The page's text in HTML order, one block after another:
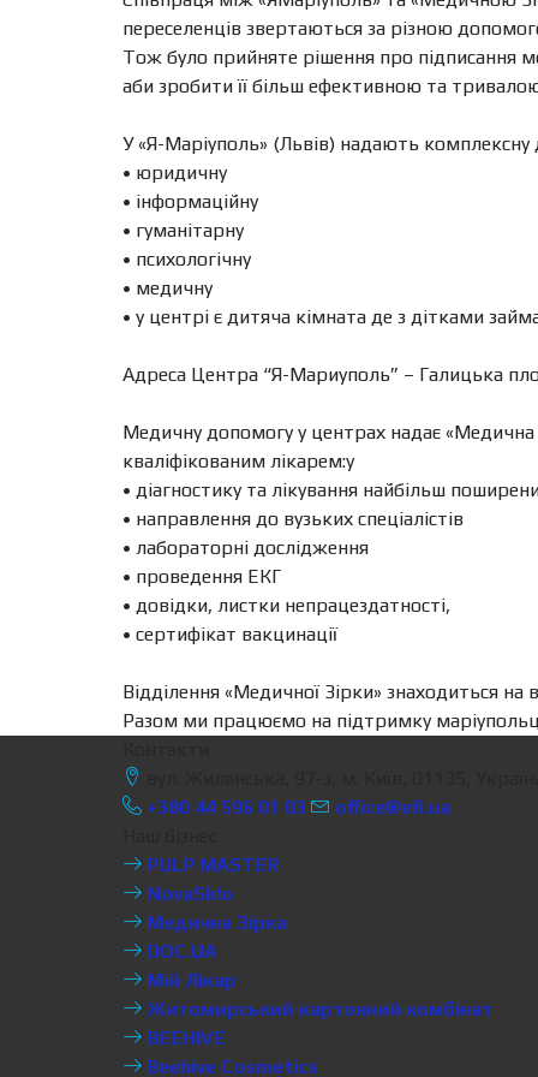
переселенців звертаються за різною
Тож було прийняте рішення про
аби зробити її більш ефективною та
У «Я-Маріуполь» (Львів) надають комплексну
• юридичну
• інформаційну
• гуманітарну
• психологічну
• медичну
• у центрі є дитяча кімната де з дітками
Адреса Центра “Я-Мариуполь” – Галицька
Медичну допомогу у центрах надає «Медична
кваліфікованим лікарем:у
• діагностику та лікування найбільш
• направлення до вузьких спеціалістів
• лабораторні дослідження
• проведення ЕКГ
• довідки, листки непрацездатності,
• сертифікат вакцинації
Відділення «Медичної Зірки» знаходиться на
Разом ми працюємо на підтримку
+380 44 596 01 03
office@efi.ua
PULP MASTER
NovaSklo
Медична Зірка
DOC.UA
Мій Лікар
Житомирський картонний комбінат
BEEHIVE
Beehive Cosmetics